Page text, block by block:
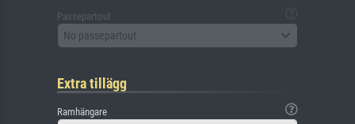
Passepartout
No passepartout
Extra tillägg
Ramhängare